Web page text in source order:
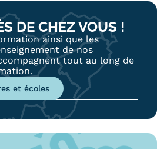
DE CHEZ VOUS !
ainsi que les
de nos
tout au long de
et écoles